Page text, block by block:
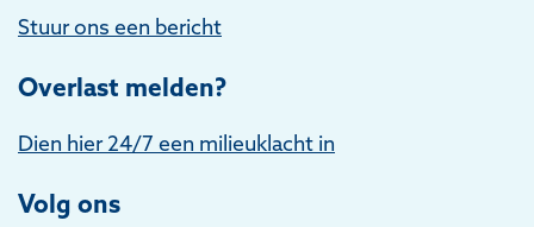
Stuur ons een bericht
Overlast melden?
Dien hier 24/7 een milieuklacht in
Volg ons